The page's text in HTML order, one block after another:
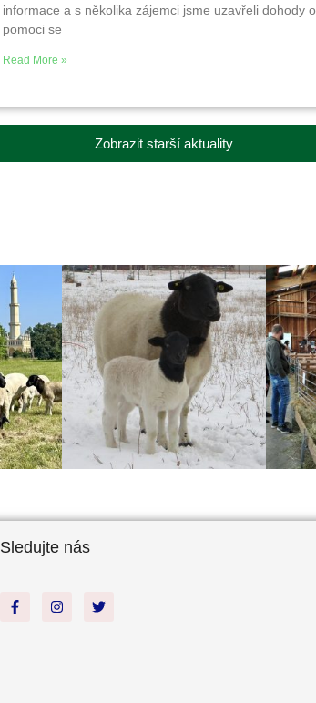
informace a s několika zájemci jsme uzavřeli dohody o
pomoci se
Read More »
Zobrazit starší aktuality
Sledujte nás